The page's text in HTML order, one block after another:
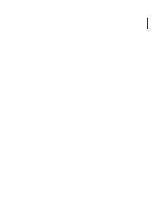
|